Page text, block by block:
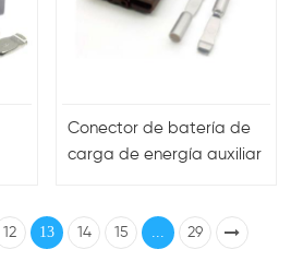
Conector de batería de
carga de energía auxiliar
12 13 14 15 ... 29